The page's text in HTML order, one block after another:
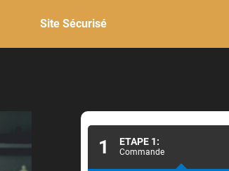
Site Sécurisé
1 ETAPE 1:
Commande